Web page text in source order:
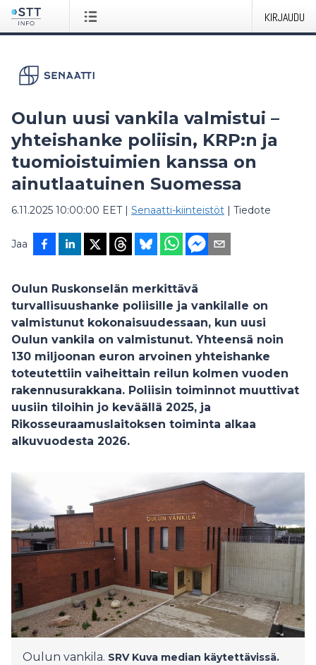
KIRJAUDU
Oulun uusi vankila valmistui –
yhteishanke poliisin, KRP:n ja
tuomioistuimien kanssa on
ainutlaatuinen Suomessa
6.11.2025 10:00:00 EET| Senaatti-kiinteistöt | Tiedote
Jaa
Oulun Ruskonselän merkittävä
turvallisuushanke poliisille ja vankilalle on
valmistunut kokonaisuudessaan, kun uusi
Oulun vankila on valmistunut. Yhteensä noin
130 miljoonan euron arvoinen yhteishanke
toteutettiin vaiheittain reilun kolmen vuoden
rakennusurakkana. Poliisin toiminnot muuttivat
uusiin tiloihin jo keväällä 2025, ja
Rikosseuraamuslaitoksen toiminta alkaa
alkuvuodesta 2026.
Oulun vankila. SRV Kuva median käytettävissä.